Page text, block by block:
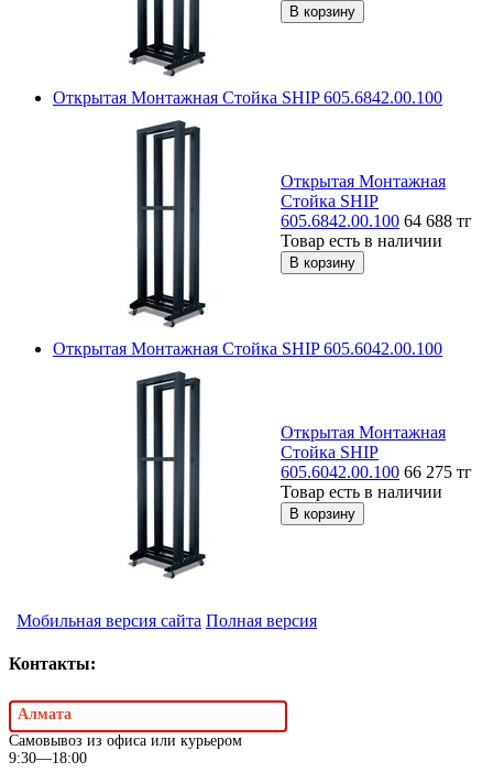
Открытая Монтажная Стойка SHIP 605.6842.00.100
Открытая Монтажная
Стойка SHIP
605.6842.00.100 64 688 тг
Товар есть в наличии
Открытая Монтажная Стойка SHIP 605.6042.00.100
Открытая Монтажная
Стойка SHIP
605.6042.00.100 66 275 тг
Товар есть в наличии
Мобильная версия сайта Полная версия
Контакты:
Алмата
Самовывоз из офиса или курьером
9:30—18:00